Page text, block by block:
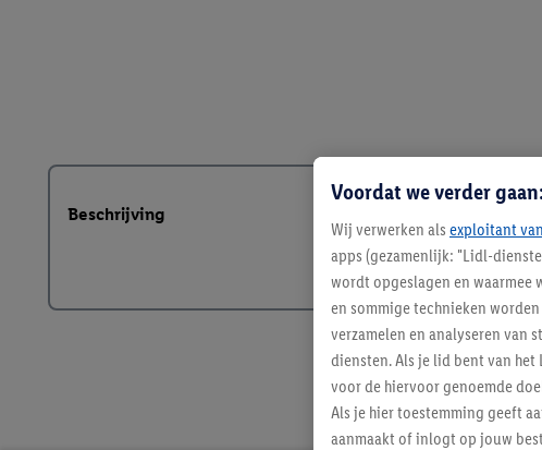
Beschrijving
Voordat we verder
Wij verwerken als exploitant
apps (gezamenlijk: "Lidl-
wordt opgeslagen en waarmee
en sommige technieken
verzamelen en analyseren van
diensten. Als je lid bent van
voor de hiervoor genoemde
Als je hier toestemming geeft
aanmaakt of inlogt op jouw